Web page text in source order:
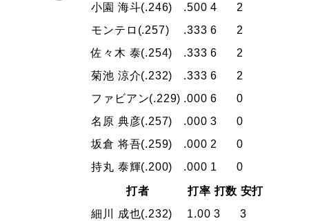
小園 海斗(.246) .500 4
2
モンテロ (.257) .333 6
2
佐々木 泰(.254) .333 6
2
菊池 涼介(.232) .333 6
2
ファビアン(.229) .000 6
0
名原 典彦(.257) .000 3
0
坂倉 将吾(.259) .000 2
0
持丸 泰輝(.200) .000 1 0
打者 打率 打数 安打
細川 成也(.232) 1.00 3
3